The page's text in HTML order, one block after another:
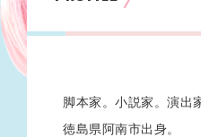
脚本家。小説家。演出
徳島県阿南市出身。